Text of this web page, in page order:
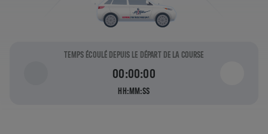
TEMPS ÉCOULÉ DEPUIS LE DÉPART DE LA COURSE
00:00:00
HH:MM:SS